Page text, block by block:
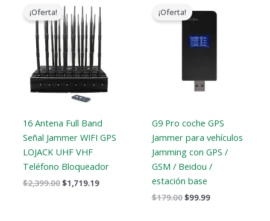
¡Oferta!
16 Antena Full Band
Señal Jammer WIFI GPS
LOJACK UHF VHF
Teléfono Bloqueador
$2,399.00
precio
original
era:
$2,399.00.
$1,719.19
precio
actual
es:
$1,719.19.
¡Oferta!
G9 Pro coche GPS
Jammer para vehículos
Jamming con GPS /
GSM / Beidou /
estación base
$179.00
original
$179.00.
$99.99
actual
$99.99.